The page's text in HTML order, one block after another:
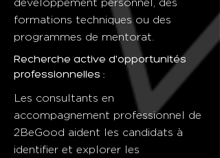
développement personnel, des
formations techniques ou des
programmes de mentorat.
Recherche active d'opportunités
professionnelles :
Les consultants en
accompagnement professionnel de
2BeGood aident les candidats à
identifier et explorer les